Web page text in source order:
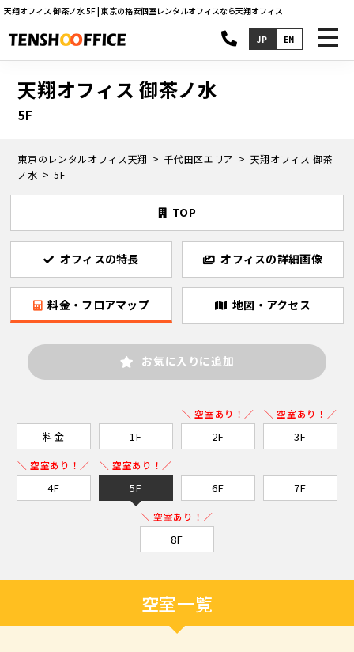
天翔オフィス 御茶ノ水 5F | 東京の格安個室レンタルオフィスなら天翔オフィス
JP EN
天翔オフィス 御茶ノ水
5F
東京のレンタルオフィス天翔 千代田区エリア
天翔オフィス 御茶
ノ水
5F
TOP
オフィスの特長 オフィスの詳細画像
料金・フロアマップ 地図・アクセス
お気に入りに追加
料金 1F
＼ 空室あり！／
2F
＼ 空室あり！／
3F
＼ 空室あり！／
4F
＼ 空室あり！／
5F 6F 7F
＼ 空室あり！／
8F
空室一覧